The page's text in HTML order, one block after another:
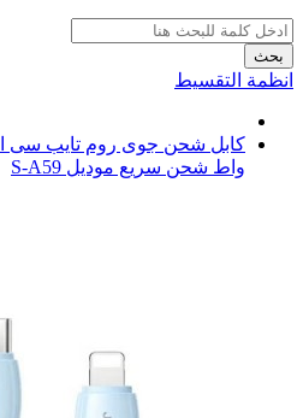
بحث
انظمة التقسيط
واط شحن سريع موديل S-A59